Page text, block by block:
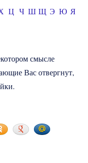
Ц Ч Ш Щ Э Ю Я
смысле
Вас отвергнут,